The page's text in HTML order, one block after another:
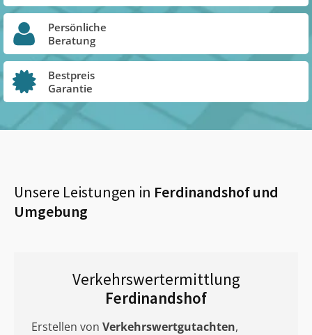
Persönliche
Beratung
Bestpreis
Garantie
Unsere Leistungen in Ferdinandshofund
Umgebung
Verkehrswertermittlung
Ferdinandshof
Erstellen von Verkehrswertgutachten,